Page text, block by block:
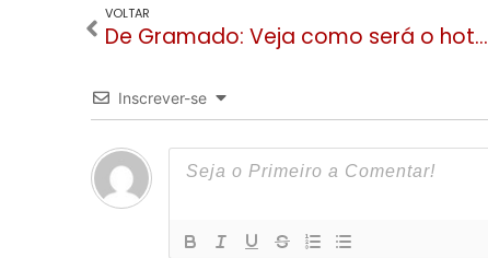
VOLTAR
De Gramado: Veja como será o hotel Colline de France no Rio de Janeiro
Inscrever-se